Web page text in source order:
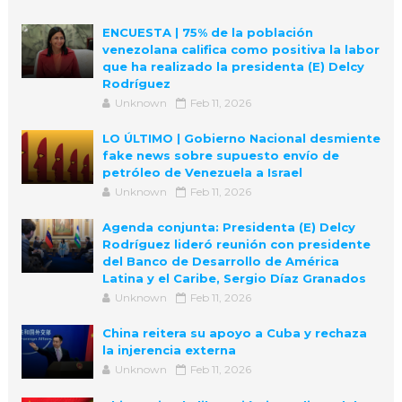
ENCUESTA | 75% de la población
venezolana califica como positiva la labor
que ha realizado la presidenta (E) Delcy
Rodríguez
Unknown Feb 11, 2026
LO ÚLTIMO | Gobierno Nacional desmiente
fake news sobre supuesto envío de
petróleo de Venezuela a Israel
Unknown Feb 11, 2026
Agenda conjunta: Presidenta (E) Delcy
Rodríguez lideró reunión con presidente
del Banco de Desarrollo de América
Latina y el Caribe, Sergio Díaz Granados
Unknown Feb 11, 2026
China reitera su apoyo a Cuba y rechaza
la injerencia externa
Unknown Feb 11, 2026